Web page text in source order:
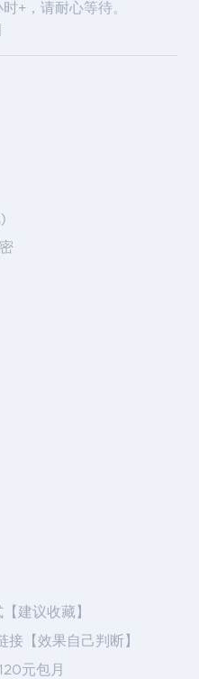
+，请耐心等待。
建议收藏】
【效果自己判断】
元包月